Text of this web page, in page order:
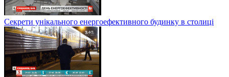
Секрети унікального енергоефективного будинку в столиці